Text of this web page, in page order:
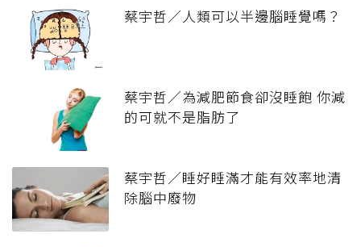
蔡宇哲／人類可以半邊腦睡覺嗎？
蔡宇哲／為減肥節食卻沒睡飽 你減
的可就不是脂肪了
蔡宇哲／睡好睡滿才能有效率地清
除腦中廢物